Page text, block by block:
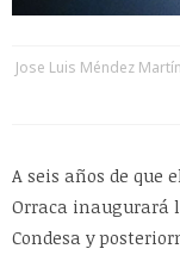
Jose Luis Méndez
A seis años de que
Orraca inaugurará
Condesa y